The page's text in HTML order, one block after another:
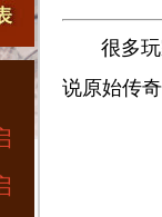
很多玩家
说原始传